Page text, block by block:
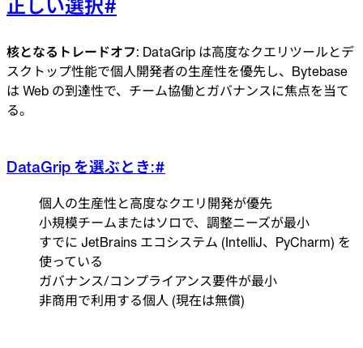
正しい選択#
核となるトレードオフ: DataGrip は高度なクエリツールとデ
スクトップ性能で個人開発者の生産性を優先し、Bytebase
は Web の到達性で、チーム協働とガバナンスに焦点を当て
る。
DataGrip を選ぶとき:#
個人の生産性と高度なクエリ開発が優先
小規模チームまたはソロで、調整ニーズが最小
すでに JetBrains エコシステム (IntelliJ、PyCharm) を
使っている
ガバナンス/コンプライアンス要件が最小
非商用で利用する個人 (現在は無償)